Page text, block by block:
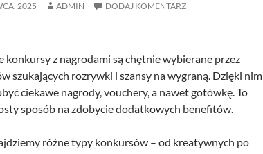
2025 ADMIN DODAJ KOMENTARZ
konkursy z nagrodami są chętnie wybierane przez
szukających rozrywki i szansy na wygraną. Dzięki nim
ciekawe nagrody, vouchery, a nawet gotówkę. To
sposób na zdobycie dodatkowych benefitów.
różne typy konkursów – od kreatywnych po